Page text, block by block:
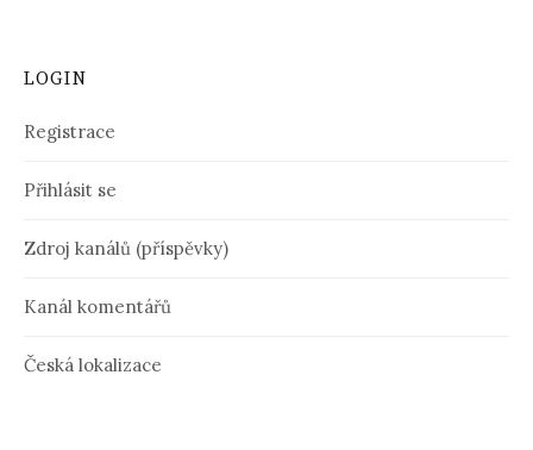
LOGIN
Registrace
Přihlásit se
Zdroj kanálů (příspěvky)
Kanál komentářů
Česká lokalizace